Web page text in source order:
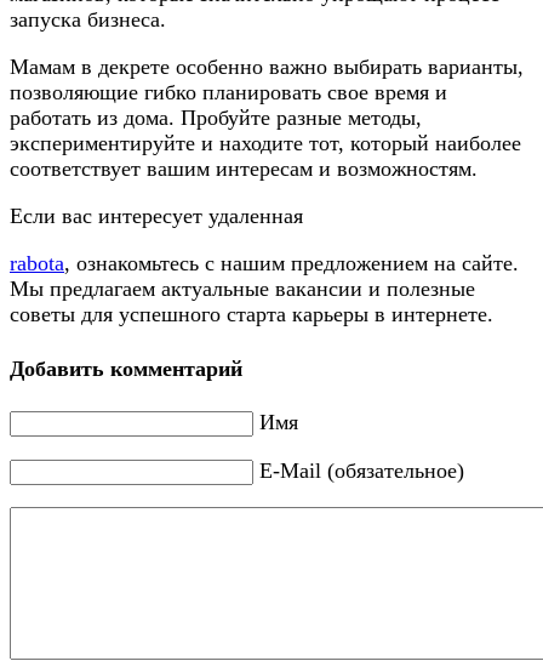
запуска бизнеса.
Мамам в декрете особенно важно выбирать варианты,
позволяющие гибко планировать свое время и
работать из дома. Пробуйте разные методы,
экспериментируйте и находите тот, который наиболее
соответствует вашим интересам и возможностям.
Если вас интересует удаленная
rabota, ознакомьтесь с нашим предложением на сайте.
Мы предлагаем актуальные вакансии и полезные
советы для успешного старта карьеры в интернете.
Добавить комментарий
Имя
E-Mail (обязательное)